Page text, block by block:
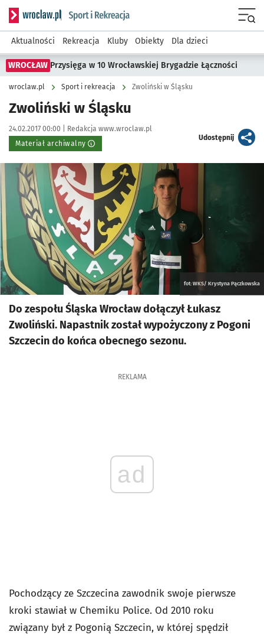
Serwis informacyjny wroclaw.pl podserwis: Sport i rekreacja
Aktualności Rekreacja Kluby Obiekty Dla dzieci
WROCŁAW Przysięga w 10 Wrocławskiej Brygadzie Łączności
wroclaw.pl Sport i rekreacja Zwoliński w Śląsku
Zwoliński w Śląsku
Data publikacji:
24.02.2017 00:00 | Autor:
Redakcja www.wroclaw.pl
Materiał archiwalny
Udostępnijartykuł
Kliknij, aby powiększyć
fot: WKS/ Krystyna Pączkowska
Do zespołu Śląska Wrocław dołączył Łukasz
Zwoliński. Napastnik został wypożyczony z Pogoni
Szczecin do końca obecnego sezonu.
REKLAMA
ad
Pochodzący ze Szczecina zawodnik swoje pierwsze
kroki stawiał w Chemiku Police. Od 2010 roku
związany był z Pogonią Szczecin, w której spędził